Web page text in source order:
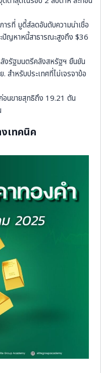
ารที่ มูดี้ส์ลดอันดับความน่าเชื่อ
ปัญหาหนี้สาธารณะสูงถึง $36
งรัฐมนตรีคลังสหรัฐฯ ยืนยัน
สำหรับประเทศที่ไม่เจรจาข้อ
อนขายสุทธิถึง 19.21 ตัน
งเทคนิค